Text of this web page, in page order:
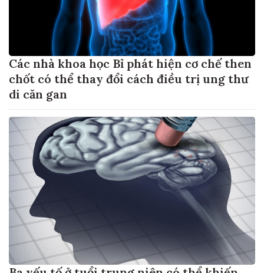
Các nhà khoa học Bỉ phát hiện cơ chế then
chốt có thể thay đổi cách điều trị ung thư
di căn gan